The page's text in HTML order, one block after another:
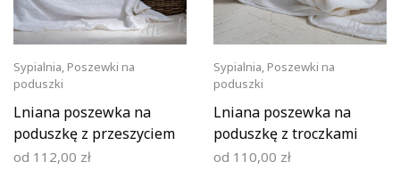
Sypialnia, Poszewki na
poduszki
Lniana poszewka na
poduszkę z przeszyciem
od 112,00 zł
Sypialnia, Poszewki na
poduszki
Lniana poszewka na
poduszkę z troczkami
od 110,00 zł